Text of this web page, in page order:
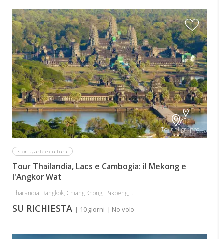
Tour di gruppo
Storia, arte e cultura
Tour Thailandia, Laos e Cambogia: il Mekong e
l'Angkor Wat
Thailandia: Bangkok, Chiang Khong, Pakbeng, ...
SU RICHIESTA | 10 giorni | No volo